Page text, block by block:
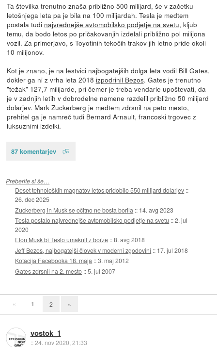
Ta številka trenutno znaša približno 500 milijard, še v začetku
letošnjega leta pa je bila na 100 milijardah. Tesla je medtem
postala tudi najvrednejše avtomobilsko podjetje na svetu, kljub
temu, da bodo letos po pričakovanjih izdelali približno pol milijona
vozil. Za primerjavo, s Toyotinih tekočih trakov jih letno pride okoli
10 milijonov.
Kot je znano, je na lestvici najbogatejših dolga leta vodil Bill Gates,
dokler ga ni z vrha leta 2018 izpodrinil Bezos. Gates je trenutno
"težak" 127,7 milijarde, pri čemer je treba vendarle upoštevati, da
je v zadnjih letih v dobrodelne namene razdelil približno 50 milijard
dolarjev. Mark Zuckerberg je medtem zdrsnil na peto mesto,
prehitel ga je namreč tudi Bernard Arnault, francoski trgovec z
luksuznimi izdelki.
87 komentarjev
Preberite si še…
Deset tehnoloških magnatov letos pridobilo 550 milijard dolarjev ::
26. dec 2025
Zuckerberg in Musk se očitno ne bosta borila :: 14. avg 2023
Tesla postalo najvrednejše avtomobilsko podjetje na svetu ::2. jul
2020
Elon Musk bi Teslo umaknil z borze ::8. avg 2018
Jeff Bezos, najbogatejši človek v moderni zgodovini :: 17. jul 2018
Kotacija Facebooka 18. maja ::3. maj 2012
Gates zdrsnil na 2. mesto ::5. jul 2007
« 1 2 »
vostok_1
::24. nov 2020, 21:33